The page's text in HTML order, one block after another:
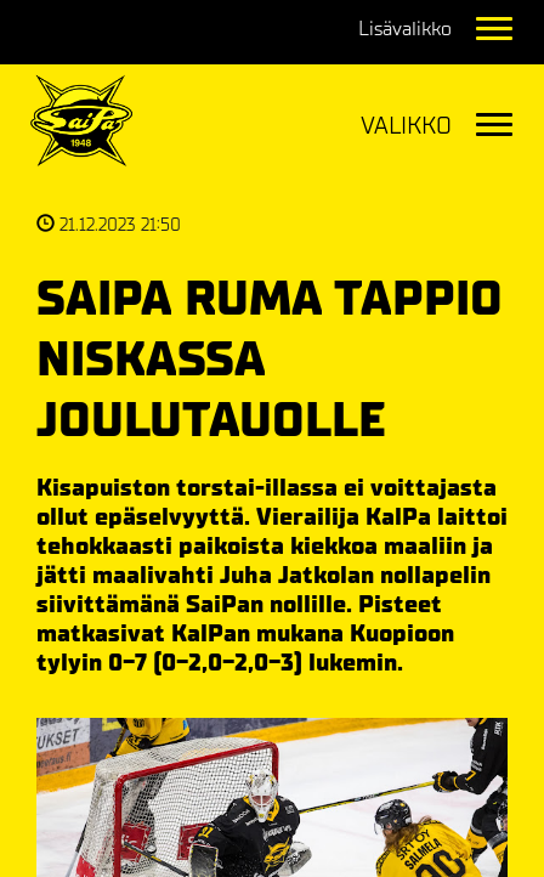
21.12.2023 21:50
SAIPA RUMA TAPPIO
NISKASSA
JOULUTAUOLLE
Kisapuiston torstai-illassa ei voittajasta
ollut epäselvyyttä. Vierailija KalPa laittoi
tehokkaasti paikoista kiekkoa maaliin ja
jätti maalivahti Juha Jatkolan nollapelin
siivittämänä SaiPan nollille. Pisteet
matkasivat KalPan mukana Kuopioon
tylyin 0-7 (0-2,0-2,0-3) lukemin.